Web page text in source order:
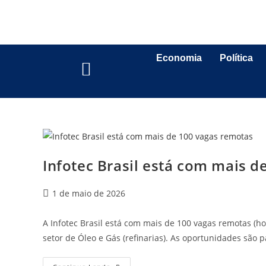
Economia Política
Infotec Brasil está com mais
1 de maio de 2026
A Infotec Brasil está com mais de 100 vagas remotas
setor de Óleo e Gás (refinarias). As oportunidades são